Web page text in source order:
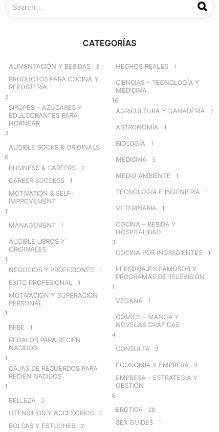
CATEGORÍAS
ALIMENTACIÓN Y BEBIDAS 3
PRODUCTOS PARA COCINA Y
REPOSTERÍA
3
SIROPES – AZÚCARES Y
EDULCORANTES PARA
HORNEAR
3
AUDIBLE BOOKS & ORIGINALS
6
BUSINESS & CAREERS 2
CAREER SUCCESS 1
MOTIVATION & SELF-
IMPROVEMENT
1
MANAGEMENT 1
AUDIBLE LIBROS Y
ORIGINALES
1
NEGOCIOS Y PROFESIONES 1
ÉXITO PROFESIONAL 1
MOTIVACIÓN Y SUPERACIÓN
PERSONAL
1
BEBÉ 1
REGALOS PARA RECIÉN
NACIDOS
1
CAJAS DE RECUERDOS PARA
RECIÉN NACIDOS
1
BELLEZA 2
UTENSILIOS Y ACCESORIOS 2
BOLSAS Y ESTUCHES 2
HECHOS REALES 1
CIENCIAS – TECNOLOGÍA Y
MEDICINA
16
AGRICULTURA Y GANADERÍA 2
ASTRONOMÍA 1
BIOLOGÍA 1
MEDICINA 5
MEDIO AMBIENTE 1
TECNOLOGÍA E INGENIERÍA 1
VETERINARIA 1
COCINA – BEBIDA Y
HOSPITALIDAD
3
COCINA POR INGREDIENTES 1
PERSONAJES FAMOSOS Y
PROGRAMAS DE TELEVISIÓN
1
VEGANA 1
CÓMICS – MANGA Y
NOVELAS GRÁFICAS
4
CONSULTA 2
ECONOMÍA Y EMPRESA 8
EMPRESA – ESTRATEGIA Y
GESTIÓN
6
ERÓTICA 28
SEX GUIDES 1